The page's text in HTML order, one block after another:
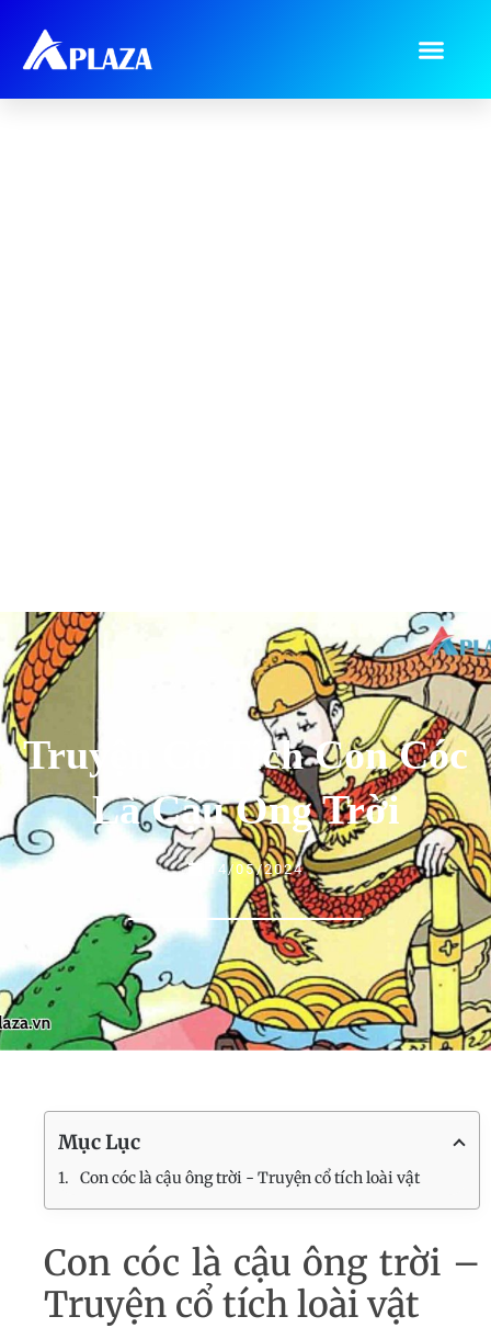
Truyện Cổ Tích Con Cóc
Là Cậu Ông Trời
14/05/2024
Mục Lục
Con cóc là cậu ông trời - Truyện cổ tích loài vật
Con cóc là cậu ông trời –
Truyện cổ tích loài vật